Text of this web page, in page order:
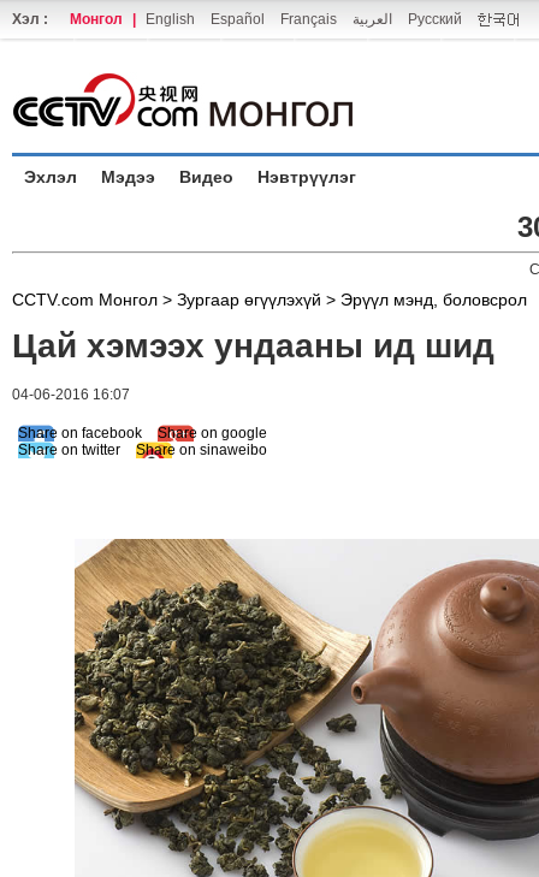
Хэл : Монгол English Español Français العربية Русский
Эхлэл Мэдээ Видео Нэвтрүүлэг
CCTV.com Монгол > Зургаар өгүүлэхүй > Эрүүл мэнд, боловсрол
Цай хэмээх ундааны ид шид
04-06-2016 16:07
Share on facebook
Share on google
Share on twitter
Share on sinaweibo